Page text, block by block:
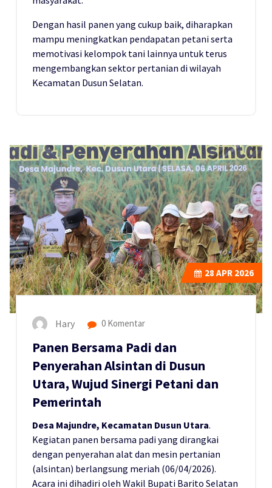
Dengan hasil panen yang cukup baik, diharapkan
mampu meningkatkan pendapatan petani serta
memotivasi kelompok tani lainnya untuk terus
mengembangkan sektor pertanian di wilayah
Kecamatan Dusun Selatan.
28 APR 2026
Hary 0 Komentar
Panen Bersama Padi dan
Penyerahan Alsintan di Dusun
Utara, Wujud Sinergi Petani dan
Pemerintah
Desa Majundre, Kecamatan Dusun Utara.
Kegiatan panen bersama padi yang dirangkai
dengan penyerahan alat dan mesin pertanian
(alsintan) berlangsung meriah (06/04/2026).
Acara ini dihadiri oleh Wakil Bupati Barito Selatan